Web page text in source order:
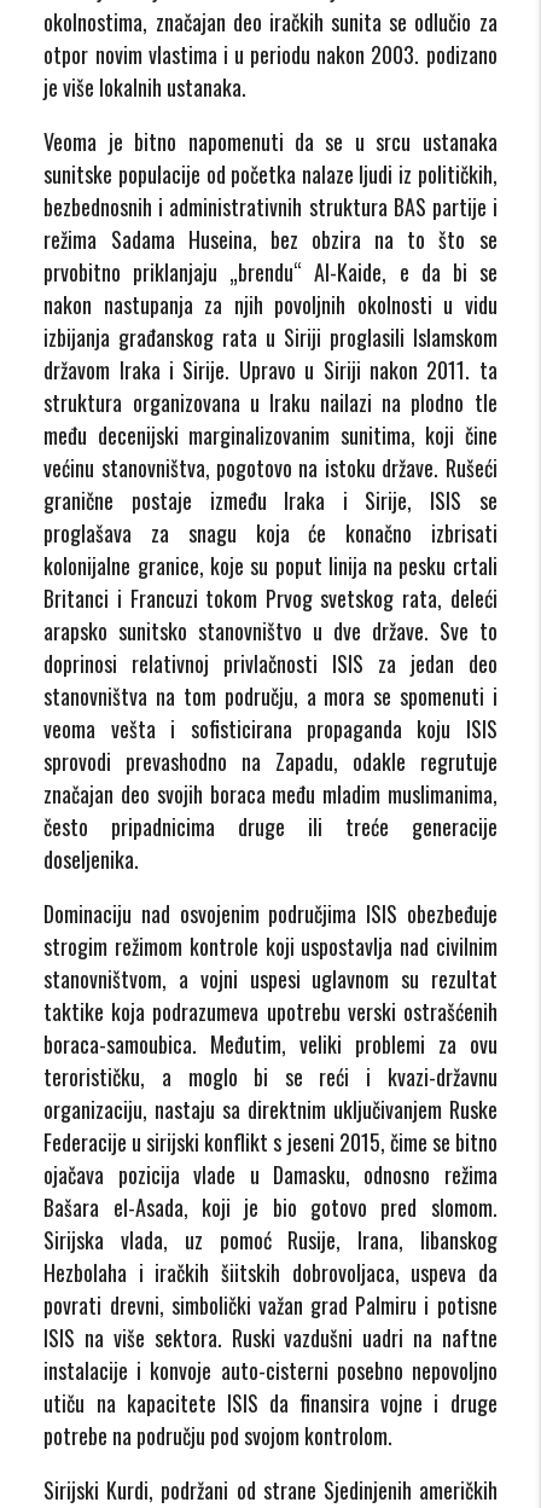
okolnostima, značajan deo iračkih sunita se odlučio za
otpor novim vlastima i u periodu nakon 2003. podizano
je više lokalnih ustanaka.
Veoma je bitno napomenuti da se u srcu ustanaka
sunitske populacije od početka nalaze ljudi iz političkih,
bezbednosnih i administrativnih struktura BAS partije i
režima Sadama Huseina, bez obzira na to što se
prvobitno priklanjaju „brendu“ Al-Kaide, e da bi se
nakon nastupanja za njih povoljnih okolnosti u vidu
izbijanja građanskog rata u Siriji proglasili Islamskom
državom Iraka i Sirije. Upravo u Siriji nakon 2011. ta
struktura organizovana u Iraku nailazi na plodno tle
među decenijski marginalizovanim sunitima, koji čine
većinu stanovništva, pogotovo na istoku države. Rušeći
granične postaje između Iraka i Sirije, ISIS se
proglašava za snagu koja će konačno izbrisati
kolonijalne granice, koje su poput linija na pesku crtali
Britanci i Francuzi tokom Prvog svetskog rata, deleći
arapsko sunitsko stanovništvo u dve države. Sve to
doprinosi relativnoj privlačnosti ISIS za jedan deo
stanovništva na tom području, a mora se spomenuti i
veoma vešta i sofisticirana propaganda koju ISIS
sprovodi prevashodno na Zapadu, odakle regrutuje
značajan deo svojih boraca među mladim muslimanima,
često pripadnicima druge ili treće generacije
doseljenika.
Dominaciju nad osvojenim područjima ISIS obezbeđuje
strogim režimom kontrole koji uspostavlja nad civilnim
stanovništvom, a vojni uspesi uglavnom su rezultat
taktike koja podrazumeva upotrebu verski ostrašćenih
boraca-samoubica. Međutim, veliki problemi za ovu
terorističku, a moglo bi se reći i kvazi-državnu
organizaciju, nastaju sa direktnim uključivanjem Ruske
Federacije u sirijski konflikt s jeseni 2015, čime se bitno
ojačava pozicija vlade u Damasku, odnosno režima
Bašara el-Asada, koji je bio gotovo pred slomom.
Sirijska vlada, uz pomoć Rusije, Irana, libanskog
Hezbolaha i iračkih šiitskih dobrovoljaca, uspeva da
povrati drevni, simbolički važan grad Palmiru i potisne
ISIS na više sektora. Ruski vazdušni uadri na naftne
instalacije i konvoje auto-cisterni posebno nepovoljno
utiču na kapacitete ISIS da finansira vojne i druge
potrebe na području pod svojom kontrolom.
Sirijski Kurdi, podržani od strane Sjedinjenih američkih